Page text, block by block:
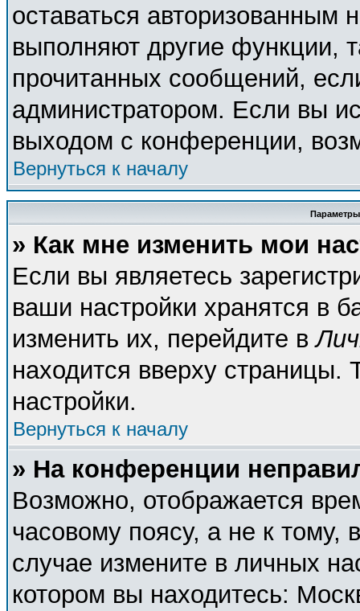
оставаться авторизованным
выполняют другие функции,
прочитанных сообщений,
администратором. Если вы
выходом с конференции,
Вернуться к началу
Параметры
» Как мне изменить мои
Если вы являетесь
ваши настройки хранятся в
изменить их, перейдите в
находится вверху
настройки.
Вернуться к началу
» На конференции
Возможно, отображается
часовому поясу, а не к тому,
случае измените в личных
котором вы находитесь: